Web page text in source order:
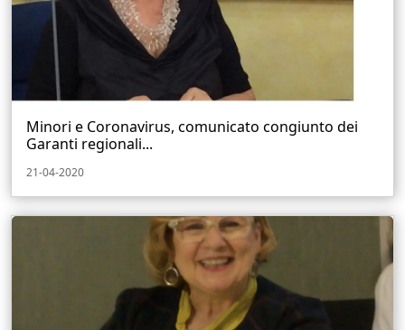
Minori e Coronavirus, comunicato congiunto dei
Garanti regionali...
21-04-2020